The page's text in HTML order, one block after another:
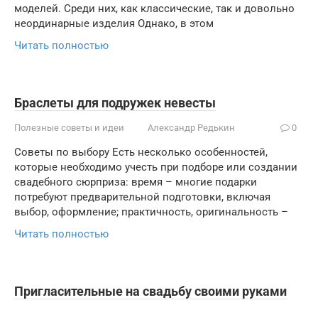
моделей. Среди них, как классические, так и довольно
неординарные изделия Однако, в этом
Читать полностью
Браслеты для подружек невесты
Полезные советы и идеи Александр Редькин 0
Советы по выбору Есть несколько особенностей,
которые необходимо учесть при подборе или создании
свадебного сюрприза: время – многие подарки
потребуют предварительной подготовки, включая
выбор, оформление; практичность, оригинальность –
Читать полностью
Пригласительные на свадьбу своими руками